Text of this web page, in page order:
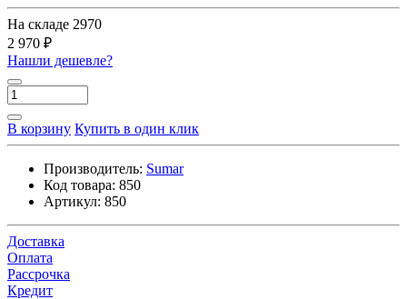
На складе 2970
2 970 ₽
Нашли дешевле?
В корзину Купить в один клик
Производитель: Sumar
Код товара: 850
Артикул: 850
Доставка
Оплата
Рассрочка
Кредит